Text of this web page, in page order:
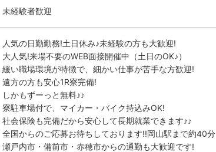
未経験者歓迎
人気の日勤勤務!土日休み♪未経験の方も大歓迎!
大人気!来場不要のWEB面接開催中（土日のOK♪）
緩い職場環境が特徴で、細かい仕事が苦手な方歓迎!
遠方の方も安心1R寮完備!
しかもずーっと無料♪♪
寮駐車場付で、マイカー・バイク持込みOK!
社会保険も完備だから安心して長期就業できます♪♪
全国からのご応募お待ちしております!!岡山駅まで約40分
瀬戸内市・備前市・赤穂市からの通勤も大歓迎です!